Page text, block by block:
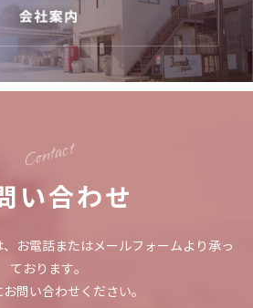
同時募集!!
Contact
い合わせ
お電話またはメールフォームより承っ
ております。
問い合わせください。